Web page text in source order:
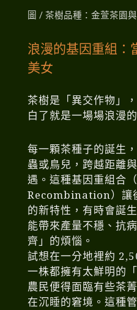
圖 / 茶樹品種：金萱茶園
浪漫的基因重組：
美女
茶樹是「異交作物」
白了就是一場場浪漫
每一顆茶種子的誕生
蟲或鳥兒，跨越距離
遇。這種基因重組合
Recombination）讓
的新特性，有時會誕
能帶來產量不穩、抗
齊」的煩惱。
試想在一分地裡約
一株都擁有太鮮明的
農民便得面臨有些茶
在沉睡的窘境。這種